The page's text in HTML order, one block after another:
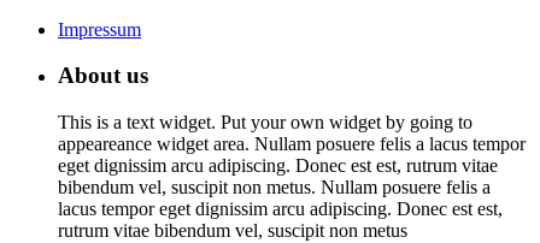
Impressum
About us
This is a text widget. Put your own widget by going to
appeareance widget area. Nullam posuere felis a lacus tempor
eget dignissim arcu adipiscing. Donec est est, rutrum vitae
bibendum vel, suscipit non metus. Nullam posuere felis a
lacus tempor eget dignissim arcu adipiscing. Donec est est,
rutrum vitae bibendum vel, suscipit non metus